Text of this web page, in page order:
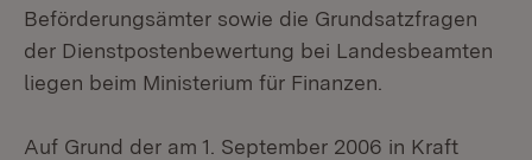
Beförderungsämter sowie die Grundsatzfragen
der Dienstpostenbewertung bei Landesbeamten
liegen beim Ministerium für Finanzen.
Auf Grund der am 1. September 2006 in Kraft